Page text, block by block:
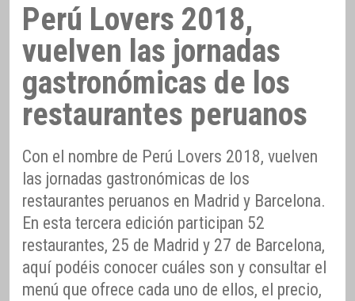
Perú Lovers 2018,
vuelven las jornadas
gastronómicas de los
restaurantes peruanos
Con el nombre de Perú Lovers 2018, vuelven
las jornadas gastronómicas de los
restaurantes peruanos en Madrid y Barcelona.
En esta tercera edición participan 52
restaurantes, 25 de Madrid y 27 de Barcelona,
aquí podéis conocer cuáles son y consultar el
menú que ofrece cada uno de ellos, el precio,